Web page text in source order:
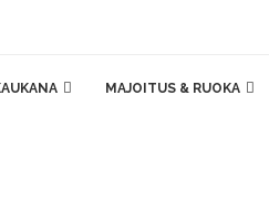
MAJOITUS & RUOKA